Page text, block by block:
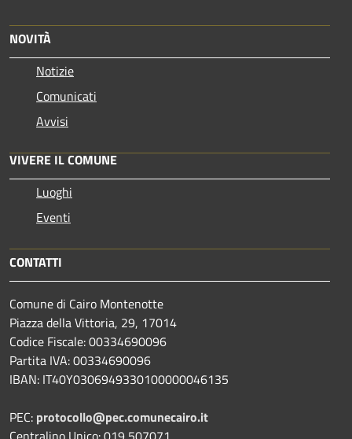
NOVITÀ
Notizie
Comunicati
Avvisi
VIVERE IL COMUNE
Luoghi
Eventi
CONTATTI
Comune di Cairo Montenotte
Piazza della Vittoria, 29, 17014
Codice Fiscale: 00334690096
Partita IVA: 00334690096
IBAN: IT40Y0306949330100000046135
PEC: protocollo@pec.comunecairo.it